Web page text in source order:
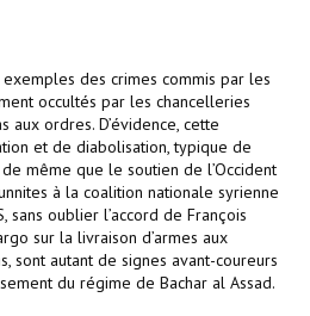
des crimes commis par les
occultés par les chancelleries
aux ordres. D’évidence, cette
et de diabolisation, typique de
même que le soutien de l’Occident
à la coalition nationale syrienne
sans oublier l’accord de François
sur la livraison d’armes aux
sont autant de signes avant-coureurs
du régime de Bachar al Assad.